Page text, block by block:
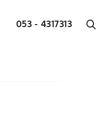
053 - 4317313